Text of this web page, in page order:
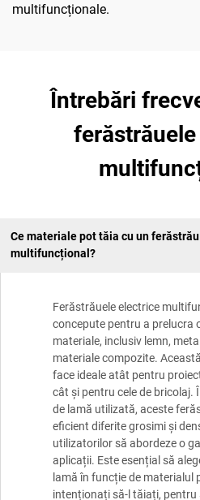
multifuncționale.
Întrebări
Ce materiale pot tăia cu un
multifuncțional?
Ferăstrăuele electrice
concepute pentru a prelucra
materiale, inclusiv lemn,
materiale compozite.
face ideale atât pentru
cât și pentru cele de bricolaj.
de lamă utilizată, aceste
eficient diferite grosimi și
utilizatorilor să abordeze o
aplicații. Este esențial să
lamă în funcție de materialul
intenționați să-l tăiați, pentru